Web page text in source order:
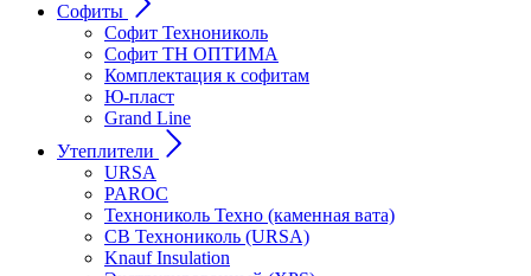
Софиты
Софит Технониколь
Софит ТН ОПТИМА
Комплектация к софитам
Ю-пласт
Grand Line
Утеплители
URSA
PAROC
Технониколь Техно (каменная вата)
СВ Технониколь (URSA)
Knauf Insulation